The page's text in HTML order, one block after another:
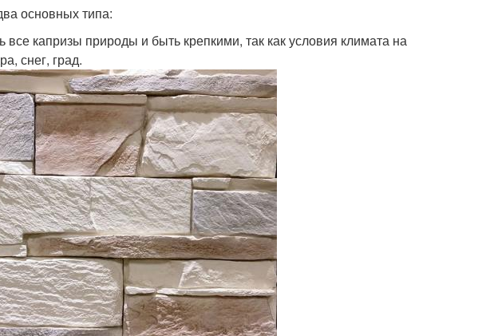
основных типа:
капризы природы и быть крепкими, так как условия климата на
снег, град.